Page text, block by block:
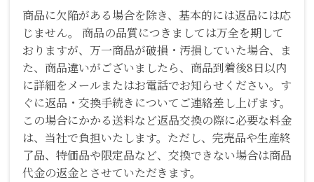
商品に欠陥がある場合を除き、基本的には返品には応
じません。 商品の品質につきましては万全を期して
おりますが、万一商品が破損・汚損していた場合、ま
た、商品違いがございましたら、商品到着後8日以内
に詳細をメールまたはお電話でお知らせください。す
ぐに返品・交換手続きについてご連絡差し上げます。
この場合にかかる送料など返品交換の際に必要な料金
は、当社で負担いたします。ただし、完売品や生産終
了品、特価品や限定品など、交換できない場合は商品
代金の返金とさせていただきます。